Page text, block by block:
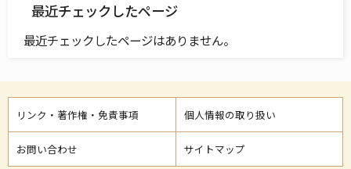
最近チェックしたページ
最近チェックしたページはありません。
リンク・著作権・免責事項 個人情報の取り扱い
お問い合わせ サイトマップ